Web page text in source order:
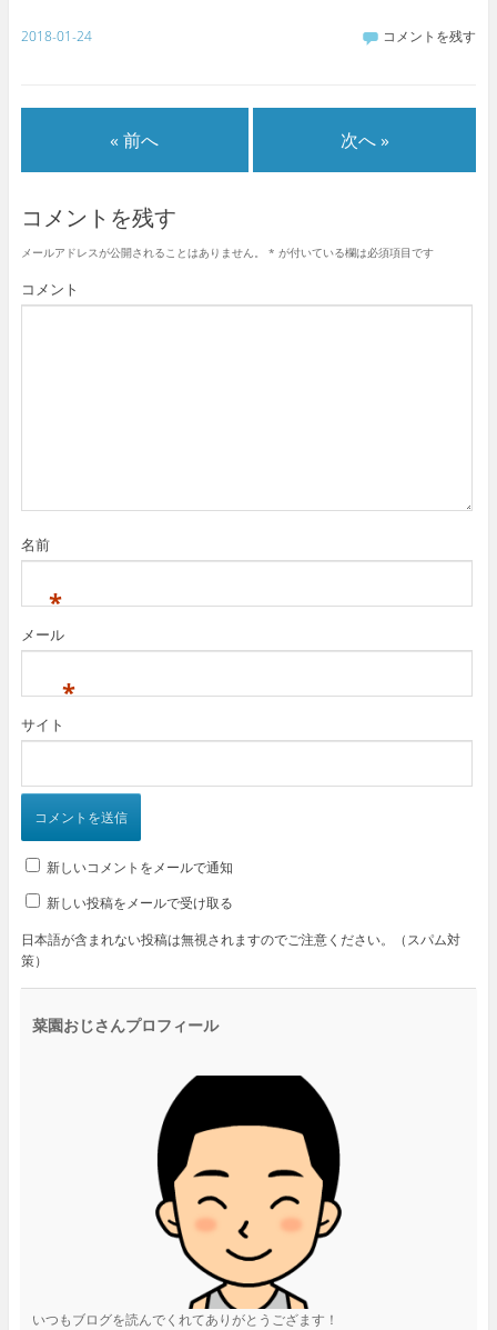
2018-01-24 コメントを残す
« 前へ 次へ »
コメントを残す
メールアドレスが公開されることはありません。 * が付いている欄は必須項目です
コメント
名前
*
メール
*
サイト
新しいコメントをメールで通知
新しい投稿をメールで受け取る
日本語が含まれない投稿は無視されますのでご注意ください。（スパム対
策）
菜園おじさんプロフィール
いつもブログを読んでくれてありがとうござます！